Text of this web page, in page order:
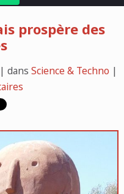
prospère des
dans Science & Techno |